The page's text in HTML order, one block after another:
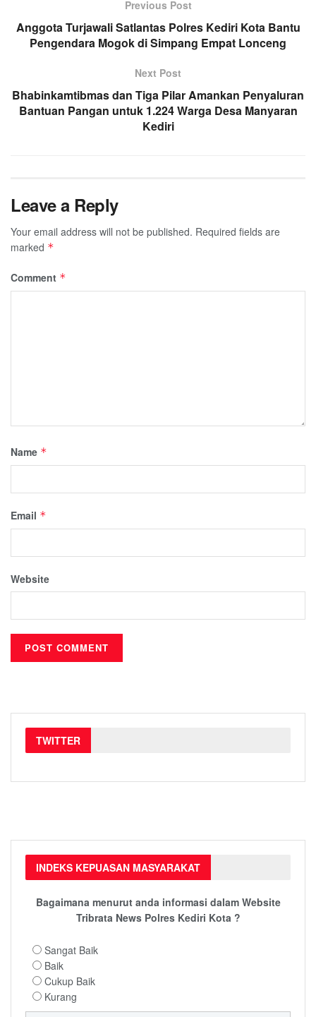
Previous Post
Anggota Turjawali Satlantas Polres Kediri Kota Bantu
Pengendara Mogok di Simpang Empat Lonceng
Next Post
Bhabinkamtibmas dan Tiga Pilar Amankan Penyaluran
Bantuan Pangan untuk 1.224 Warga Desa Manyaran
Kediri
Leave a Reply
Your email address will not be published. Required fields are
marked *
Comment *
Name *
Email *
Website
TWITTER
INDEKS KEPUASAN MASYARAKAT
Bagaimana menurut anda informasi dalam Website
Tribrata News Polres Kediri Kota ?
Sangat Baik
Baik
Cukup Baik
Kurang